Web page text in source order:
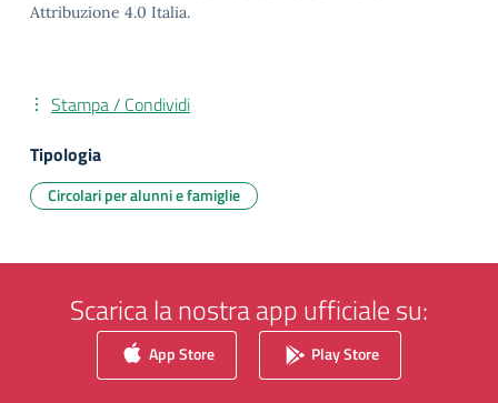
Attribuzione 4.0 Italia.
Stampa / Condividi
Tipologia
Circolari per alunni e famiglie
Scarica la nostra app ufficiale su:
App Store Play Store